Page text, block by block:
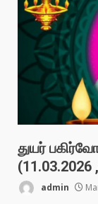
துயர்
(11.03.2026
admin